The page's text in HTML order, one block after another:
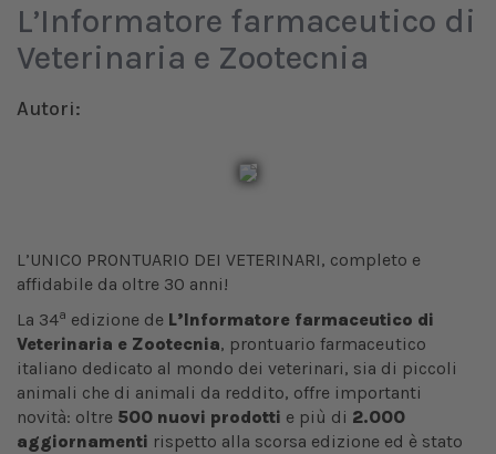
L’Informatore farmaceutico di
Veterinaria e Zootecnia
Autori:
L’UNICO PRONTUARIO DEI VETERINARI, completo e
affidabile da oltre 30 anni!
La 34a edizione de L’Informatore farmaceutico di
Veterinaria e Zootecnia, prontuario farmaceutico
italiano dedicato al mondo dei veterinari, sia di piccoli
animali che di animali da reddito, offre importanti
novità: oltre 500 nuovi prodotti e più di 2.000
aggiornamenti rispetto alla scorsa edizione ed è stato